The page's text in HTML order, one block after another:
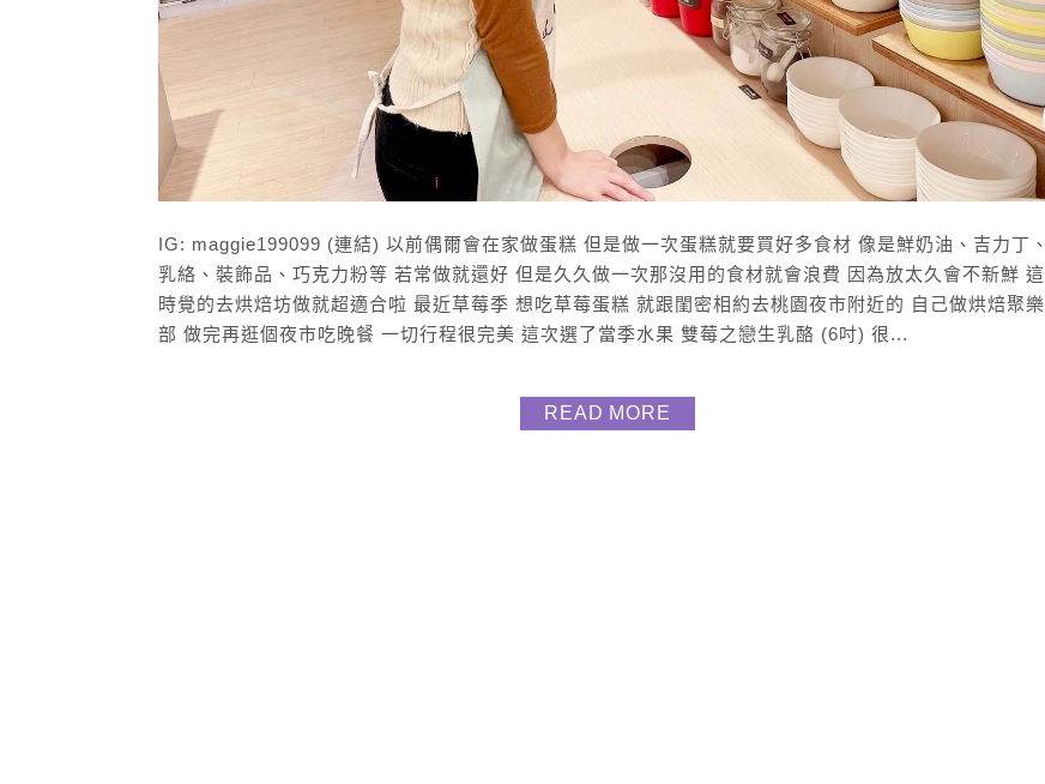
IG: maggie199099 (連結) 以前偶爾會在家做蛋糕 但是做一次蛋糕就要買好多食材 像是鮮奶油、吉力丁、
乳絡、裝飾品、巧克力粉等 若常做就還好 但是久久做一次那沒用的食材就會浪費 因為放太久會不新鮮 這
時覺的去烘焙坊做就超適合啦 最近草莓季 想吃草莓蛋糕 就跟閨密相約去桃園夜市附近的 自己做烘焙聚樂
部 做完再逛個夜市吃晚餐 一切行程很完美 這次選了當季水果 雙莓之戀生乳酪 (6吋) 很...
READ MORE